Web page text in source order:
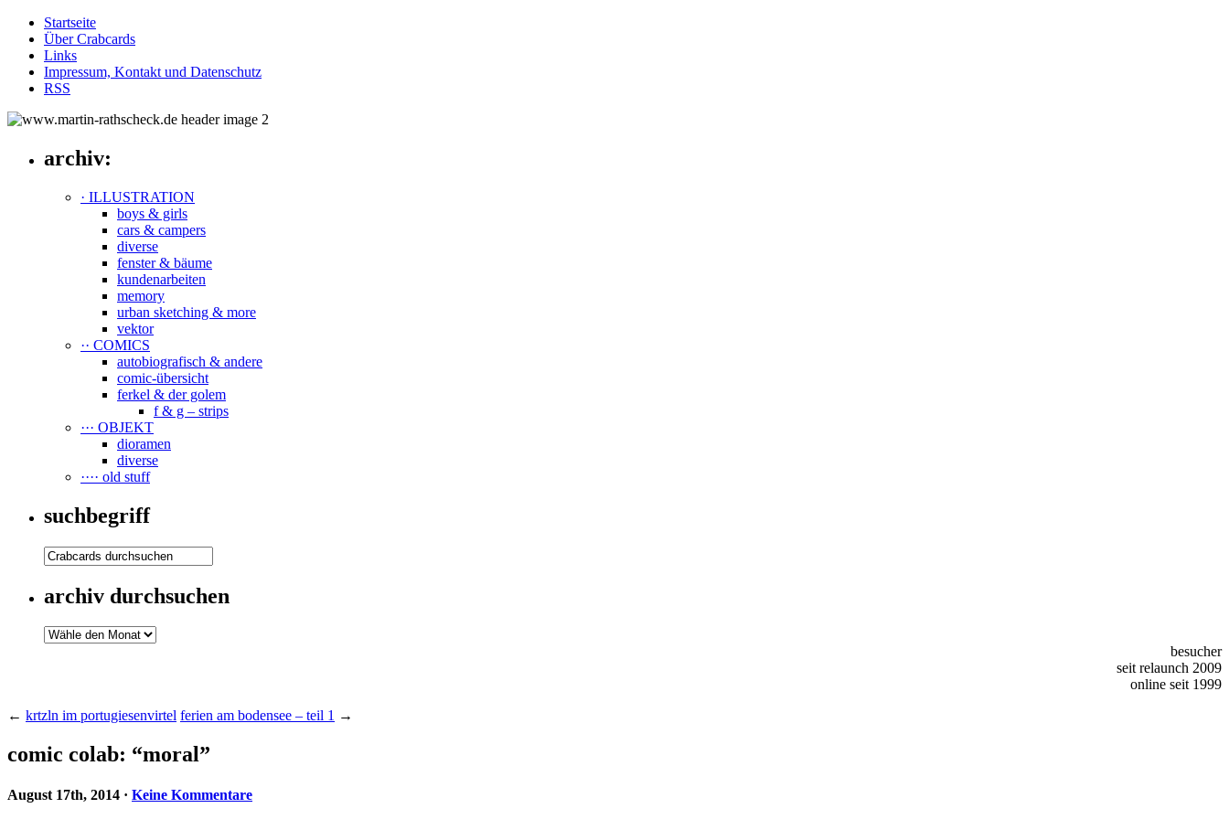
Startseite
Über Crabcards
Links
Impressum, Kontakt und Datenschutz
RSS
archiv:
· ILLUSTRATION
boys & girls
cars & campers
diverse
fenster & bäume
kundenarbeiten
memory
urban sketching & more
vektor
·· COMICS
autobiografisch & andere
comic-übersicht
ferkel & der golem
f & g – strips
··· OBJEKT
dioramen
diverse
···· old stuff
suchbegriff
archiv durchsuchen
besucher
seit relaunch 2009
online seit 1999
← krtzln im portugiesenvirtel ferien am bodensee – teil 1 →
comic colab: “moral”
August 17th, 2014 · Keine Kommentare